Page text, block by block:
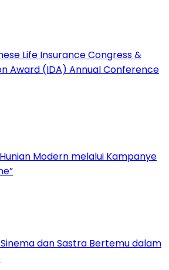
Life Insurance Congress &
Award (IDA) Annual Conference
Modern melalui Kampanye
Sinema dan Sastra Bertemu dalam